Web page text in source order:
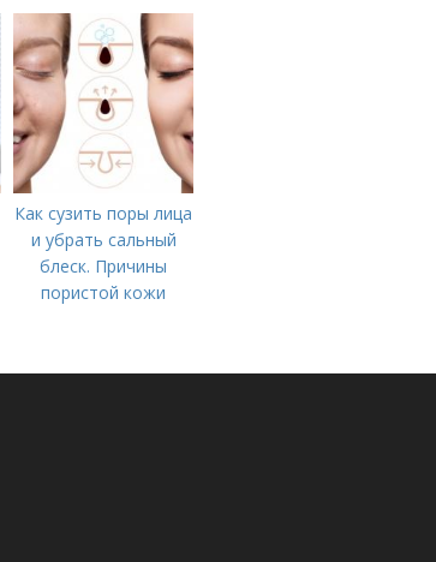
Как сузить поры лица
и убрать сальный
блеск. Причины
пористой кожи